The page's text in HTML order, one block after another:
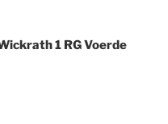
1 RG Voerde